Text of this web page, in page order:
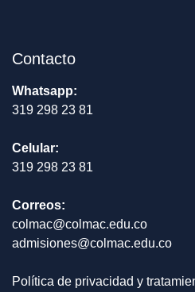
Contacto
Whatsapp:
319 298 23 81
Celular:
319 298 23 81
Correos:
colmac@colmac.edu.co
admisiones@colmac.edu.co
Política de privacidad y